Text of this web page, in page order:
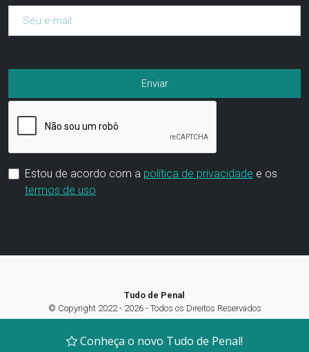
Conheça o novo Tudo de Penal!
Estou de acordo com a política de privacidade e os
termos de uso
Tudo de Penal
© Copyright 2022 - 2026 - Todos os Direitos Reservados